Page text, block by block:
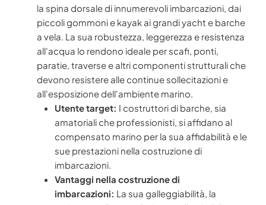
la spina dorsale di innumerevoli imbarcazioni, dai
piccoli gommoni e kayak ai grandi yacht e barche
a vela. La sua robustezza, leggerezza e resistenza
all'acqua lo rendono ideale per scafi, ponti,
paratie, traverse e altri componenti strutturali che
devono resistere alle continue sollecitazioni e
all'esposizione dell'ambiente marino.
Utente target: I costruttori di barche, sia
amatoriali che professionisti, si affidano al
compensato marino per la sua affidabilità e le
sue prestazioni nella costruzione di
imbarcazioni.
Vantaggi nella costruzione di
imbarcazioni: La sua galleggiabilità, la